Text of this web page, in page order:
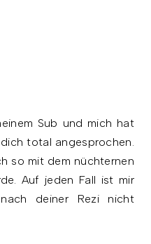
Sub und mich hat
total angesprochen.
so mit dem nüchternen
Auf jeden Fall ist mir
deiner Rezi nicht